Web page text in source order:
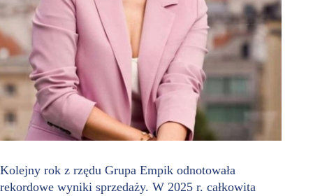
Kolejny rok z rzędu Grupa Empik odnotowała
rekordowe wyniki sprzedaży. W 2025 r. całkowita